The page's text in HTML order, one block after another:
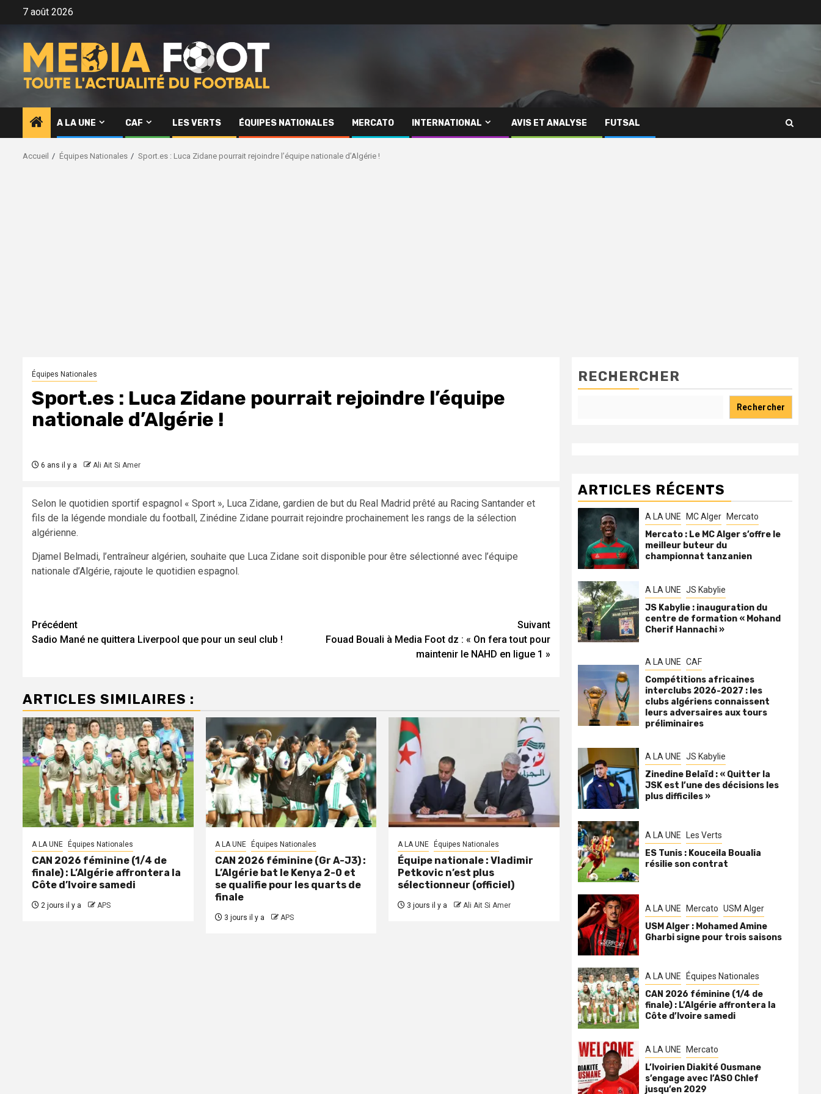
7 août 2026
A LA UNE CAF LES VERTS ÉQUIPES NATIONALES MERCATO INTERNATIONAL AVIS ET ANALYSE FUTSAL
Accueil Équipes Nationales Sport.es : Luca Zidane pourrait rejoindre l’équipe nationale d’Algérie !
Équipes Nationales
Sport.es : Luca Zidane pourrait rejoindre l’équipe
nationale d’Algérie !
6 ans il y a Ali Ait Si Amer
Selon le quotidien sportif espagnol « Sport », Luca Zidane, gardien de but du Real Madrid prêté au Racing Santander et
fils de la légende mondiale du football, Zinédine Zidane pourrait rejoindre prochainement les rangs de la sélection
algérienne.
Djamel Belmadi, l’entraîneur algérien, souhaite que Luca Zidane soit disponible pour être sélectionné avec l’équipe
nationale d’Algérie, rajoute le quotidien espagnol.
Navigation
d’article
Précédent
Sadio Mané ne quittera Liverpool que pour un seul club !
Suivant
Fouad Bouali à Media Foot dz : « On fera tout pour
maintenir le NAHD en ligue 1 »
ARTICLES SIMILAIRES :
A LA UNE Équipes Nationales
CAN 2026 féminine (1/4 de
finale) : L’Algérie affrontera la
Côte d’Ivoire samedi
2 jours il y a APS
A LA UNE Équipes Nationales
CAN 2026 féminine (Gr A-J3) :
L’Algérie bat le Kenya 2-0 et
se qualifie pour les quarts de
finale
3 jours il y a APS
A LA UNE Équipes Nationales
Équipe nationale : Vladimir
Petkovic n’est plus
sélectionneur (officiel)
3 jours il y a Ali Ait Si Amer
RECHERCHER
Rechercher
ARTICLES RÉCENTS
A LA UNE MC Alger Mercato
Mercato : Le MC Alger s’offre le
meilleur buteur du
championnat tanzanien
A LA UNE JS Kabylie
JS Kabylie : inauguration du
centre de formation « Mohand
Cherif Hannachi »
A LA UNE CAF
Compétitions africaines
interclubs 2026-2027 : les
clubs algériens connaissent
leurs adversaires aux tours
préliminaires
A LA UNE JS Kabylie
Zinedine Belaïd : « Quitter la
JSK est l’une des décisions les
plus difficiles »
A LA UNE Les Verts
ES Tunis : Kouceila Boualia
résilie son contrat
A LA UNE Mercato USM Alger
USM Alger : Mohamed Amine
Gharbi signe pour trois saisons
A LA UNE Équipes Nationales
CAN 2026 féminine (1/4 de
finale) : L’Algérie affrontera la
Côte d’Ivoire samedi
A LA UNE Mercato
L’Ivoirien Diakité Ousmane
s’engage avec l’ASO Chlef
jusqu’en 2029